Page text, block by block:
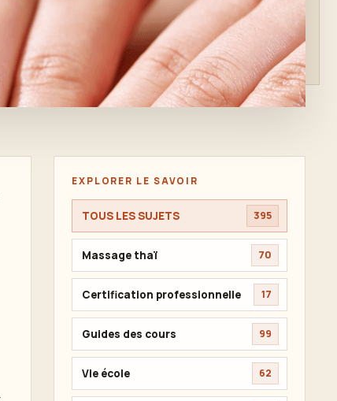
EXPLORER LE SAVOIR
TOUS LES SUJETS 395
Massage thaï 70
Certification professionnelle 17
Guides des cours 99
Vie école 62